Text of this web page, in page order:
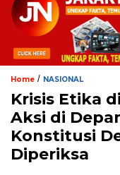
Home / NASIONAL
Krisis Etika
Aksi di
Konstitusi
Diperiksa